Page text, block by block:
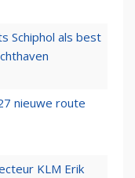
Schiphol als best
nieuwe route
KLM Erik